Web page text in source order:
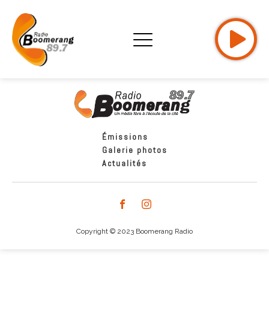
Émissions
Galerie photos
Actualités
Copyright © 2023 Boomerang Radio